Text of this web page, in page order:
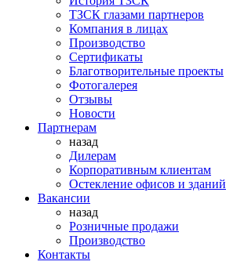
ТЗСК глазами партнеров
Компания в лицах
Производство
Сертификаты
Благотворительные проекты
Фотогалерея
Отзывы
Новости
Партнерам
назад
Дилерам
Корпоративным клиентам
Остекление офисов и зданий
Вакансии
назад
Розничные продажи
Производство
Контакты